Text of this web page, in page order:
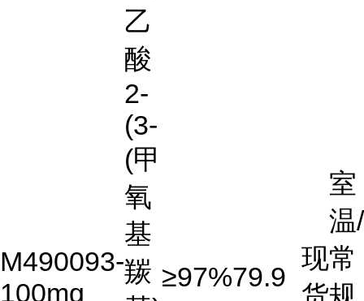
乙
酸
M490093-
100mg
2-
(3-
(甲
氧
基
羰 ≥97%79.9
现
室
温/
常